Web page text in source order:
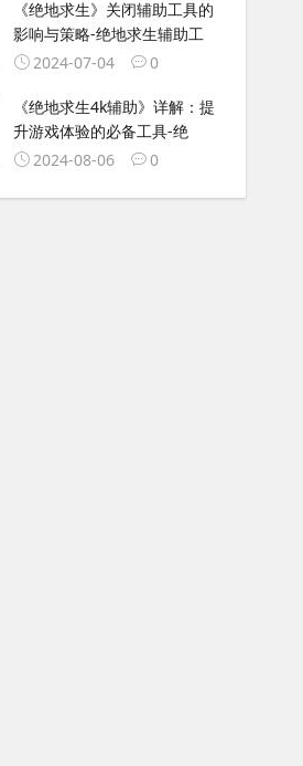
《绝地求生》关闭辅助工具的
影响与策略-绝地求生辅助工
2024-07-04
0
《绝地求生4k辅助》详解：提
升游戏体验的必备工具-绝
2024-08-06
0